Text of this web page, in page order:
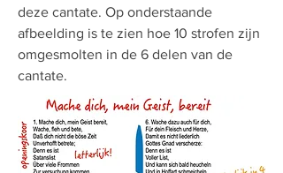
deze cantate. Op onderstaande
afbeelding is te zien hoe 10 strofen zijn
omgesmolten in de 6 delen van de
cantate.